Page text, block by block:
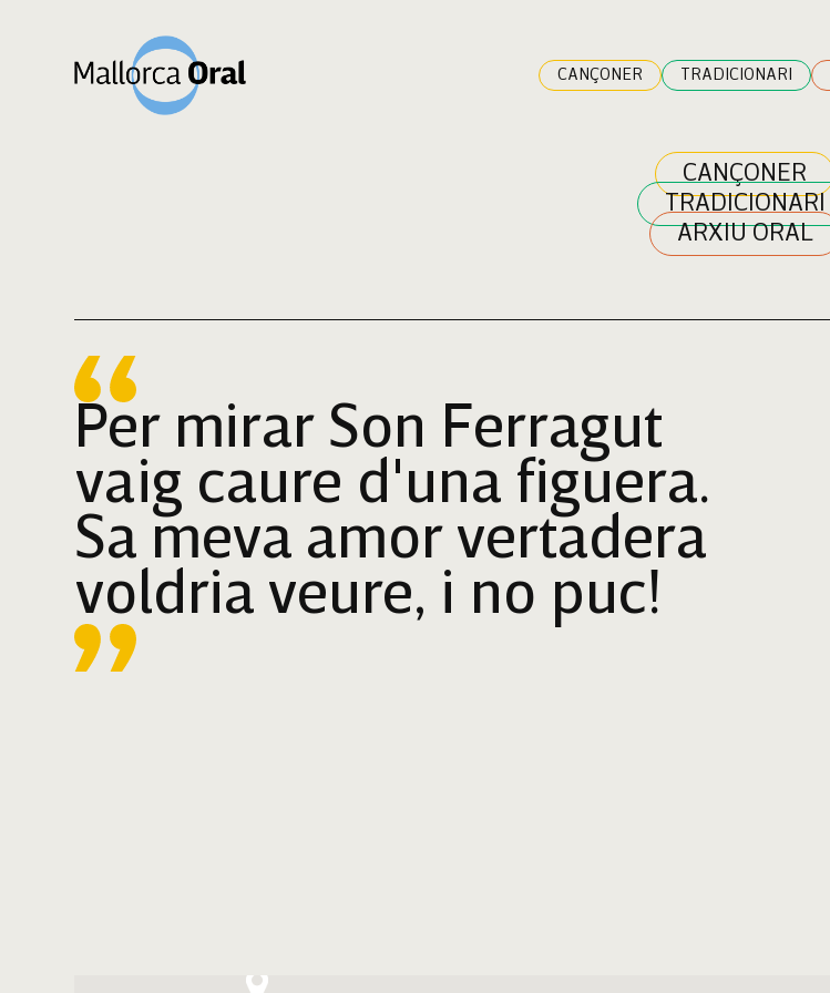
CANÇONER TRADICIONARI
CANÇONER
TRADICIONARI
ARXIU ORAL
Per mirar Son Ferragut
vaig caure d'una figuera.
Sa meva amor vertadera
voldria veure, i no puc!